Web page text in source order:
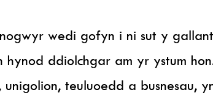
wedi gofyn i ni sut y
hynod ddiolchgar am yr ystum
teuluoedd a busnesau,